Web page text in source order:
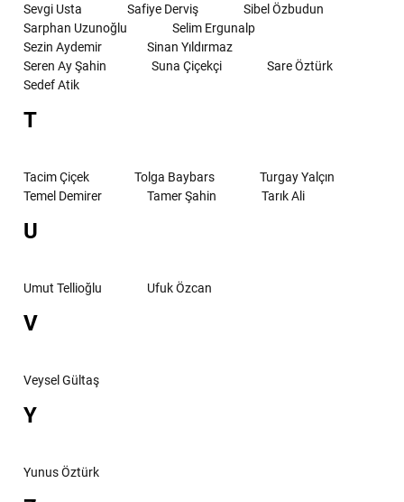
Sevgi Usta
Safiye Derviş
Sibel Özbudun
Sarphan Uzunoğlu
Selim Ergunalp
Sezin Aydemir
Sinan Yıldırmaz
Seren Ay Şahin
Suna Çiçekçi
Sare Öztürk
Sedef Atik
T
Tacim Çiçek Tolga Baybars
Turgay Yalçın
Temel Demirer
Tamer Şahin Tarık Ali
U
Umut Tellioğlu Ufuk Özcan
V
Veysel Gültaş
Y
Yunus Öztürk